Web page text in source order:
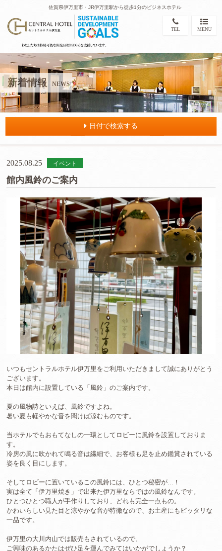
佐賀県伊万里市・JR伊万里駅から徒歩1分のビジネスホテル
TEL MENU
新着情報 NEWS
日付で検索する
2025.08.25 イベント
館内風鈴のご案内
いつもセントラルホテル伊万里をご利用いただきまして誠にありがとう
ございます。
本日は館内に設置している「風鈴」のご案内です。
夏の風物詩といえば、風鈴ですよね。
暑い夏も軽やかな音を聞けば涼むものです。
当ホテルでもおもてなしの一環としてロビーに風鈴を設置しておりま
す。
冷房の風に吹かれて鳴る音は繊細で、お客様も足を止め鑑賞されている
姿を良く目にします。
そしてロビーに置いているこの風鈴には、ひとつ秘密が...！
実は全て「伊万里焼き」で出来た伊万里ならではの風鈴なんです。
ひとつひとつ職人が手作りしており、どれも完全一点もの。
かわいらしい見た目と涼やかな音が特徴なので、お土産にもピッタリな
一品です。
伊万里の大川内山では販売もされているので、
ご興味のあるかたはぜひ足を運んでみてはいかがでしょうか？